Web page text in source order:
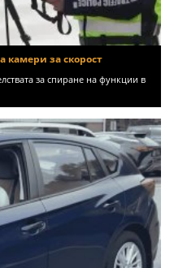
камери за скорост
за спиране на функции в